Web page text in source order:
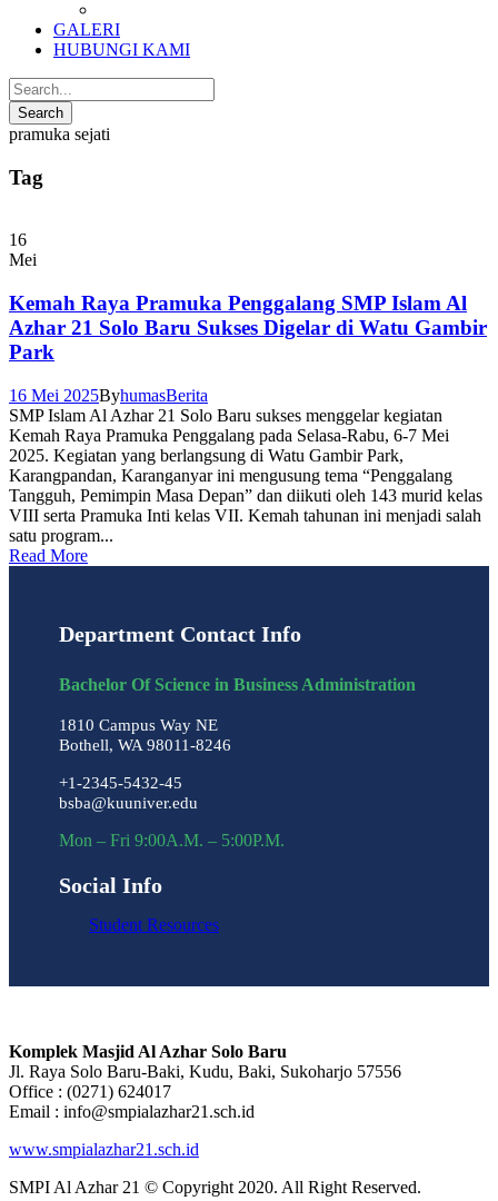
GALERI
HUBUNGI KAMI
pramuka sejati
Tag
16
Mei
Kemah Raya Pramuka Penggalang SMP Islam Al
Azhar 21 Solo Baru Sukses Digelar di Watu Gambir
Park
16 Mei 2025ByhumasBerita
SMP Islam Al Azhar 21 Solo Baru sukses menggelar kegiatan
Kemah Raya Pramuka Penggalang pada Selasa-Rabu, 6-7 Mei
2025. Kegiatan yang berlangsung di Watu Gambir Park,
Karangpandan, Karanganyar ini mengusung tema “Penggalang
Tangguh, Pemimpin Masa Depan” dan diikuti oleh 143 murid kelas
VIII serta Pramuka Inti kelas VII. Kemah tahunan ini menjadi salah
satu program...
Read More
Department Contact Info
Bachelor Of Science in Business Administration
1810 Campus Way NE
Bothell, WA 98011-8246
+1-2345-5432-45
bsba@kuuniver.edu
Mon – Fri 9:00A.M. – 5:00P.M.
Social Info
Student Resources
Komplek Masjid Al Azhar Solo Baru
Jl. Raya Solo Baru-Baki, Kudu, Baki, Sukoharjo 57556
Office : (0271) 624017
Email : info@smpialazhar21.sch.id
www.smpialazhar21.sch.id
SMPI Al Azhar 21 © Copyright 2020. All Right Reserved.